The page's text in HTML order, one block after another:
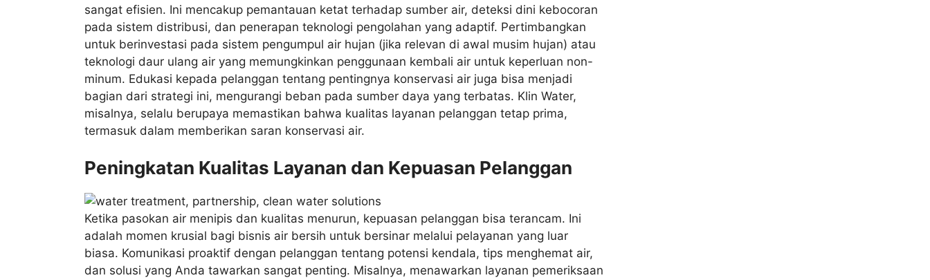
sangat efisien. Ini mencakup pemantauan ketat terhadap sumber air, deteksi dini kebocoran
pada sistem distribusi, dan penerapan teknologi pengolahan yang adaptif. Pertimbangkan
untuk berinvestasi pada sistem pengumpul air hujan (jika relevan di awal musim hujan) atau
teknologi daur ulang air yang memungkinkan penggunaan kembali air untuk keperluan non-
minum. Edukasi kepada pelanggan tentang pentingnya konservasi air juga bisa menjadi
bagian dari strategi ini, mengurangi beban pada sumber daya yang terbatas. Klin Water,
misalnya, selalu berupaya memastikan bahwa kualitas layanan pelanggan tetap prima,
termasuk dalam memberikan saran konservasi air.
Peningkatan Kualitas Layanan dan Kepuasan Pelanggan
Ketika pasokan air menipis dan kualitas menurun, kepuasan pelanggan bisa terancam. Ini
adalah momen krusial bagi bisnis air bersih untuk bersinar melalui pelayanan yang luar
biasa. Komunikasi proaktif dengan pelanggan tentang potensi kendala, tips menghemat air,
dan solusi yang Anda tawarkan sangat penting. Misalnya, menawarkan layanan pemeriksaan